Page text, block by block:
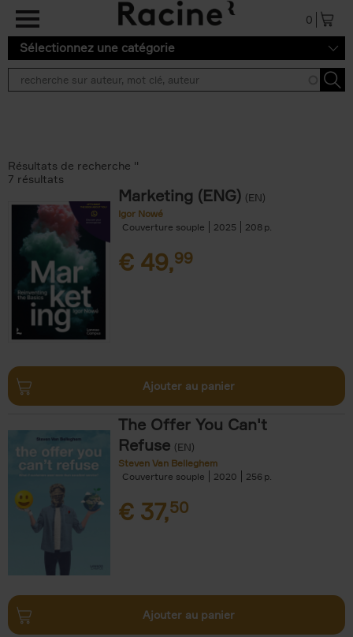
Aller au contenu principal
0
Sélectionnez une catégorie
Résultats de recherche ''
7 résultats
Marketing (ENG) (EN)
Igor Nowé
Couverture souple
2025 208
€ 49,99
Ajouter au panier
The Offer You Can't
Refuse (EN)
Steven Van Belleghem
Couverture souple
2020 256
€ 37,50
Ajouter au panier